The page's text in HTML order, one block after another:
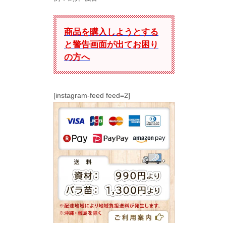
商品を購入しようとする
と警告画面が出てお困り
の方へ
[instagram-feed feed=2]